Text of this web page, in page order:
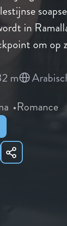
in
om op
m
Romance